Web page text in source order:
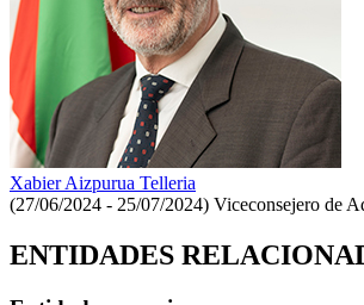
Xabier Aizpurua Telleria
(27/06/2024 - 25/07/2024) Viceconsejero de
ENTIDADES